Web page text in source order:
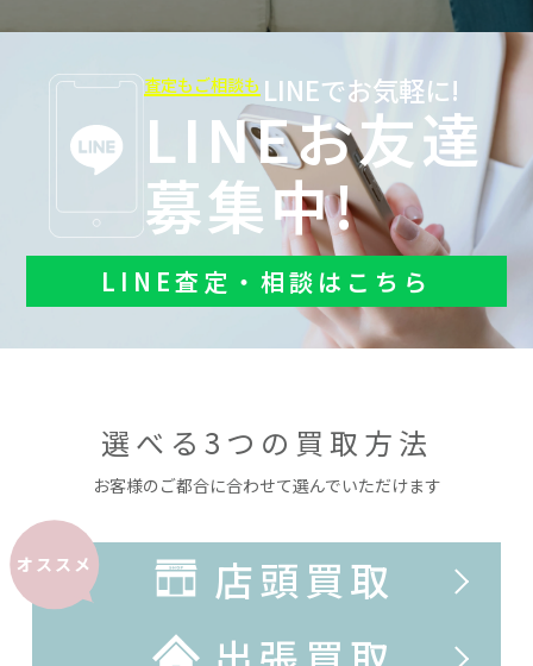
査定もご相談も LINEでお気軽に!
LINEお友達
募集中!
LINE査定・相談はこちら
選べる3つの買取方法
お客様のご都合に合わせて選んでいただけます
オススメ
店頭買取